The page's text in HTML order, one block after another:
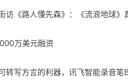
访《路人懂先森》：《流浪地球》
万美元融资
转写方言的利器，讯飞智能录音笔